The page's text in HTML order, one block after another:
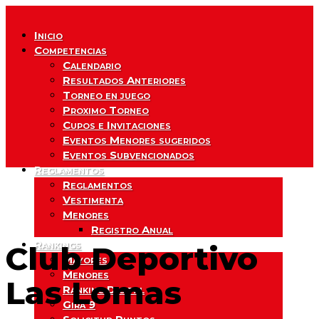
Inicio
Competencias
Calendario
Resultados Anteriores
Torneo en juego
Proximo Torneo
Cupos e Invitaciones
Eventos Menores sugeridos
Eventos Subvencionados
Reglamentos
Reglamentos
Vestimenta
Menores
Registro Anual
Rankings
Mayores
Menores
Ranking Digital
Gira 9
Club Deportivo
Las Lomas